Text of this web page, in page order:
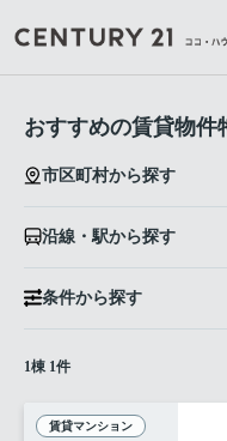
おすすめの賃貸物件
市区町村から探す
沿線・駅から探す
条件から探す
1棟 1件
賃貸マンション